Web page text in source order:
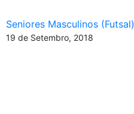
Seniores Masculinos (Futsal)
19 de Setembro, 2018